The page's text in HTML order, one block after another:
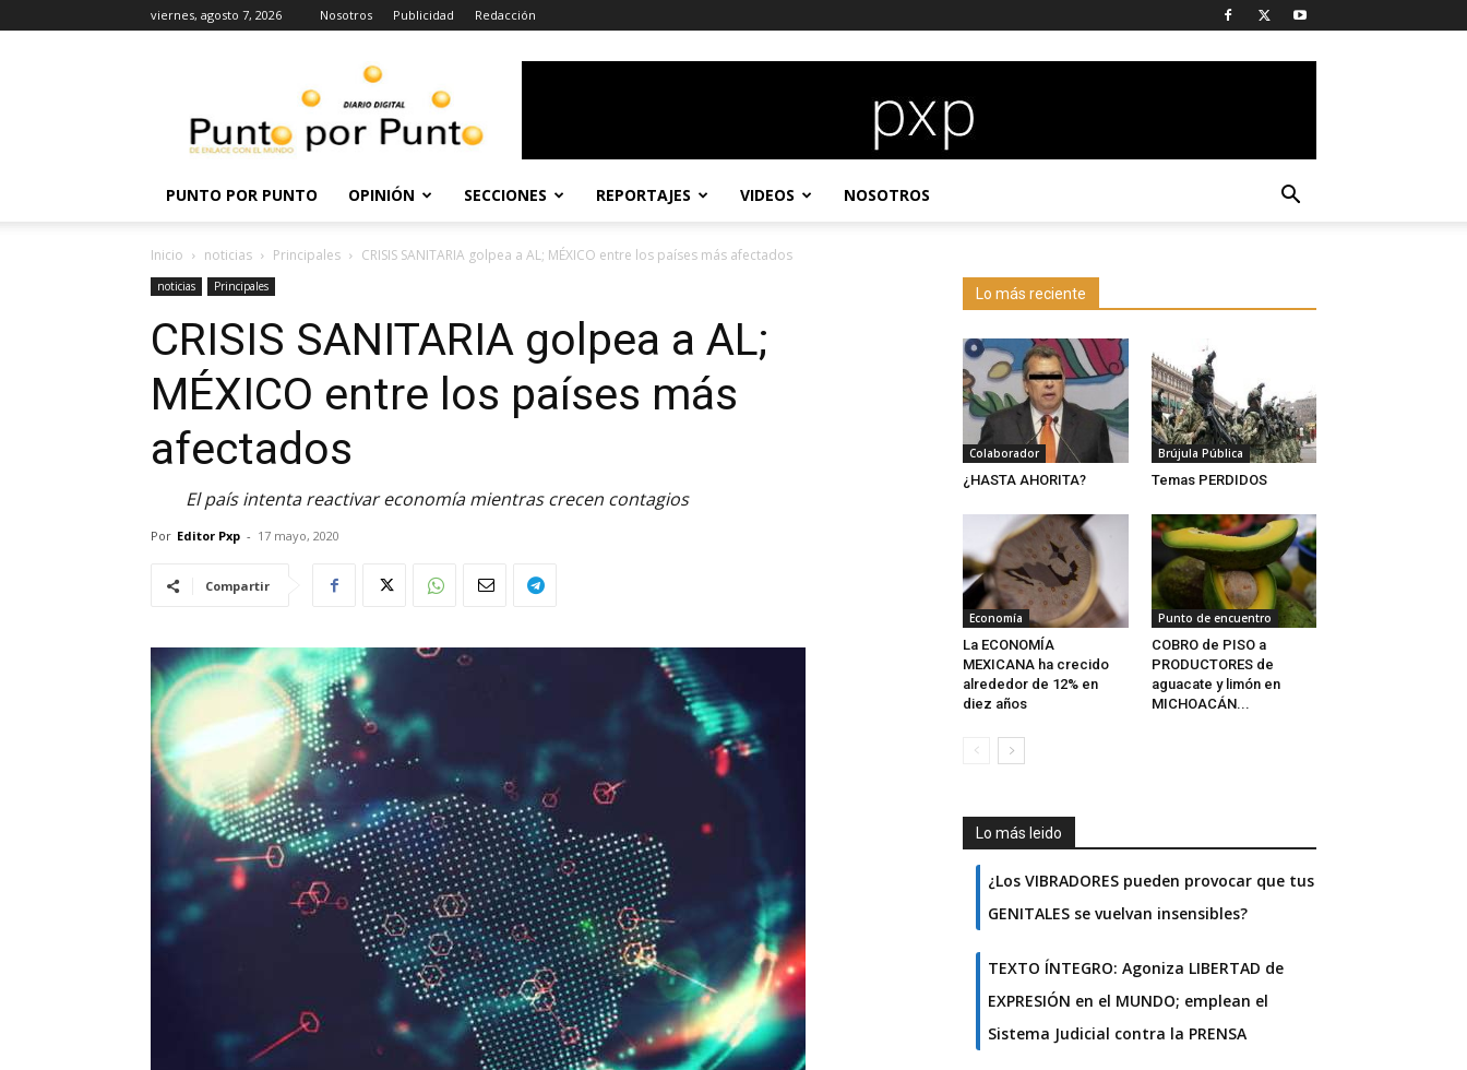
viernes, agosto 7, 2026 Nosotros Publicidad Redacción
Punto
PUNTO POR PUNTO OPINIÓN SECCIONES REPORTAJES VIDEOS NOSOTROS
Inicio noticias Principales CRISIS SANITARIA golpea a AL; MÉXICO entre los países más afectados
noticias Principales
CRISIS SANITARIA golpea a AL;
MÉXICO entre los países más
afectados
El país intenta reactivar economía mientras crecen contagios
Por Editor Pxp - 17 mayo, 2020
Compartir
Lo más reciente
Colaborador
¿HASTA AHORITA?
Brújula Pública
Temas PERDIDOS
Economía
La ECONOMÍA
MEXICANA ha crecido
alrededor de 12% en
diez años
Punto de encuentro
COBRO de PISO a
PRODUCTORES de
aguacate y limón en
MICHOACÁN...
Lo más leido
¿Los VIBRADORES pueden provocar que tus
GENITALES se vuelvan insensibles?
TEXTO ÍNTEGRO: Agoniza LIBERTAD de
EXPRESIÓN en el MUNDO; emplean el
Sistema Judicial contra la PRENSA